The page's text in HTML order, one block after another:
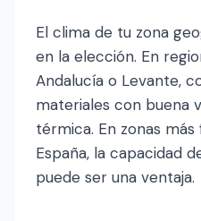
El clima de tu zona
en la elección. En
Andalucía o Levante,
materiales con buena
térmica. En zonas
España, la capacidad
puede ser una ventaja.